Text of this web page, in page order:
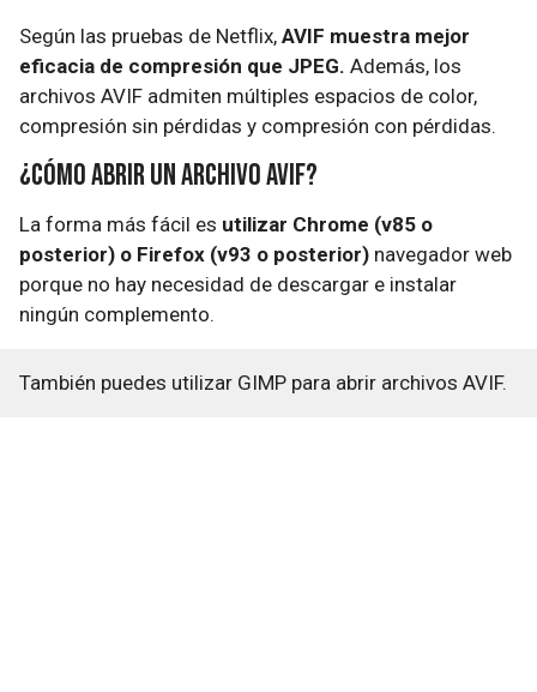
Según las pruebas de Netflix, AVIF muestra mejor
eficacia de compresión que JPEG. Además, los
archivos AVIF admiten múltiples espacios de color,
compresión sin pérdidas y compresión con pérdidas.
¿Cómo abrir un archivo AVIF?
La forma más fácil es utilizar Chrome (v85 o
posterior) o Firefox (v93 o posterior) navegador web
porque no hay necesidad de descargar e instalar
ningún complemento.
También puedes utilizar GIMP para abrir archivos AVIF.